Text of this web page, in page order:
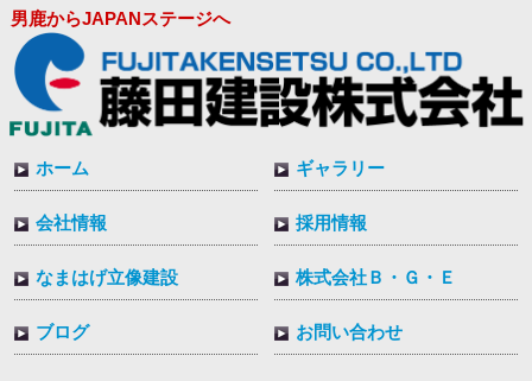
男鹿からJAPANステージへ
ホーム ギャラリー
会社情報 採用情報
なまはげ立像建設 株式会社Ｂ・Ｇ・Ｅ
ブログ お問い合わせ